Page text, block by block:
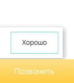
Хорошо
Позвонить